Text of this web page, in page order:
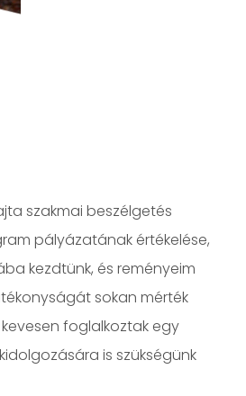
szakmai beszélgetés
pályázatának értékelése,
kezdtünk, és reményeim
sokan mérték
foglalkoztak egy
is szükségünk